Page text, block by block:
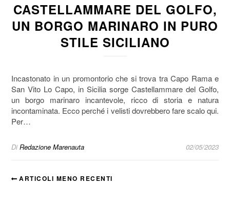
CASTELLAMMARE DEL GOLFO,
UN BORGO MARINARO IN PURO
STILE SICILIANO
Incastonato in un promontorio che si trova tra Capo Rama e
San Vito Lo Capo, in Sicilia sorge Castellammare del Golfo,
un borgo marinaro incantevole, ricco di storia e natura
incontaminata. Ecco perché i velisti dovrebbero fare scalo qui.
Per…
Di Redazione Marenauta 02/05/2023
ARTICOLI MENO RECENTI